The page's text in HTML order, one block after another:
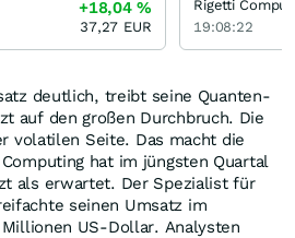
deutlich, treibt seine Quanten-
auf den großen Durchbruch. Die
volatilen Seite. Das macht die
hat im jüngsten Quartal
als erwartet. Der Spezialist für
seinen Umsatz im
US-Dollar. Analysten
+18,04%
37,27 EUR
Rigetti
19:08:22